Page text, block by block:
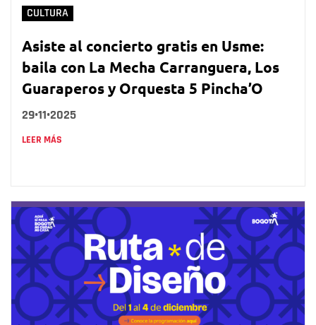
CULTURA
Asiste al concierto gratis en Usme:
baila con La Mecha Carranguera, Los
Guaraperos y Orquesta 5 Pincha’O
29•11•2025
LEER MÁS